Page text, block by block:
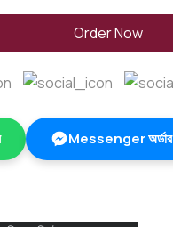
Order Now
Messenger অর্ডার